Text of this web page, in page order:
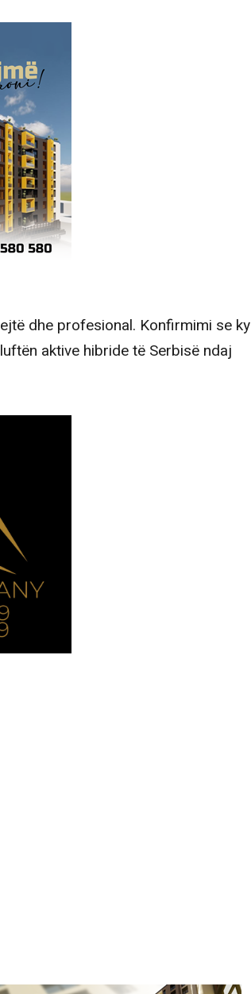
dhe profesional. Konfirmimi se ky
aktive hibride të Serbisë ndaj